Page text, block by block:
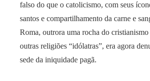
falso do que o catolicismo, com seus
santos e compartilhamento da carne e
Roma, outrora uma rocha do
outras religiões “idólatras”, era agora
sede da iniquidade pagã.